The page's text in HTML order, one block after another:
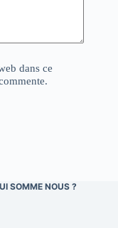
dans ce
SOMME NOUS ?